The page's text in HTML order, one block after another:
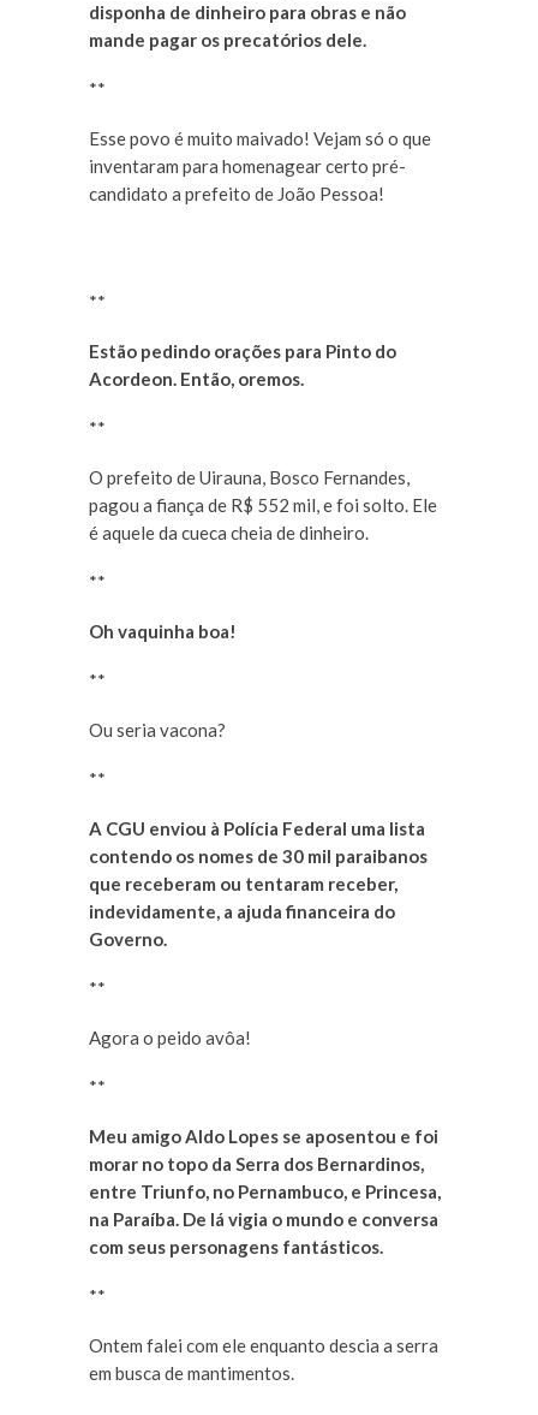
disponha de dinheiro para obras e não
mande pagar os precatórios dele.
**
Esse povo é muito maivado! Vejam só o que
inventaram para homenagear certo pré-
candidato a prefeito de João Pessoa!
**
Estão pedindo orações para Pinto do
Acordeon. Então, oremos.
**
O prefeito de Uirauna, Bosco Fernandes,
pagou a fiança de R$ 552 mil, e foi solto. Ele
é aquele da cueca cheia de dinheiro.
**
Oh vaquinha boa!
**
Ou seria vacona?
**
A CGU enviou à Polícia Federal uma lista
contendo os nomes de 30 mil paraibanos
que receberam ou tentaram receber,
indevidamente, a ajuda financeira do
Governo.
**
Agora o peido avôa!
**
Meu amigo Aldo Lopes se aposentou e foi
morar no topo da Serra dos Bernardinos,
entre Triunfo, no Pernambuco, e Princesa,
na Paraíba. De lá vigia o mundo e conversa
com seus personagens fantásticos.
**
Ontem falei com ele enquanto descia a serra
em busca de mantimentos.